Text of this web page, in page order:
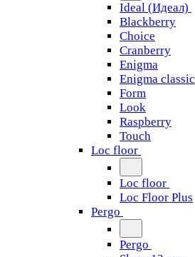
Ideal (Идеал)
Blackberry
Choice
Cranberry
Enigma
Enigma classic
Form
Look
Raspberry
Touch
Loc floor
Loc floor
Loc Floor Plus
Pergo
Pergo